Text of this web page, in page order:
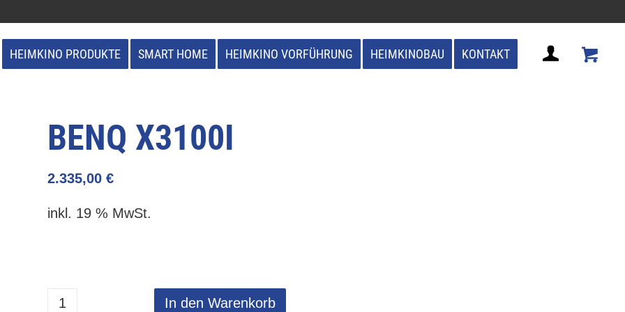
HEIMKINO PRODUKTE SMART HOME HEIMKINO VORFÜHRUNG HEIMKINOBAU KONTAKT
BENQ X3100I
2.335,00€
inkl. 19 % MwSt.
In den Warenkorb